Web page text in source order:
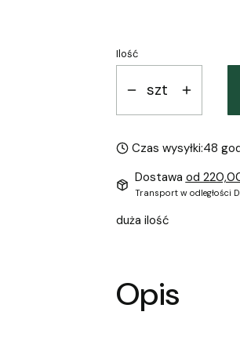
Ilość
szt
Czas wysyłki:48
Dostawa od
Transport w odległości
duża ilość
Opis